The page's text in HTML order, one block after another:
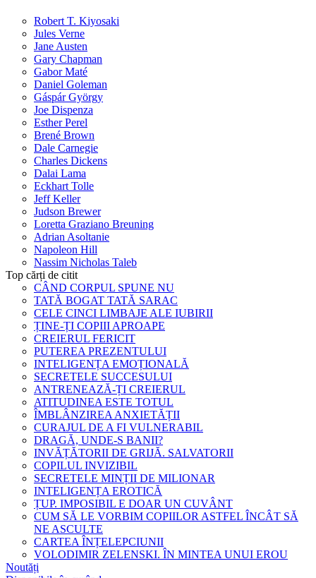
Robert T. Kiyosaki
Jules Verne
Jane Austen
Gary Chapman
Gabor Maté
Daniel Goleman
Gáspár György
Joe Dispenza
Esther Perel
Brené Brown
Dale Carnegie
Charles Dickens
Dalai Lama
Eckhart Tolle
Jeff Keller
Judson Brewer
Loretta Graziano Breuning
Adrian Asoltanie
Napoleon Hill
Nassim Nicholas Taleb
Top cărți de citit
CÂND CORPUL SPUNE NU
TATĂ BOGAT TATĂ SARAC
CELE CINCI LIMBAJE ALE IUBIRII
ȚINE-ȚI COPIII APROAPE
CREIERUL FERICIT
PUTEREA PREZENTULUI
INTELIGENȚA EMOȚIONALĂ
SECRETELE SUCCESULUI
ANTRENEAZĂ-ȚI CREIERUL
ATITUDINEA ESTE TOTUL
ÎMBLÂNZIREA ANXIETĂȚII
CURAJUL DE A FI VULNERABIL
DRAGĂ, UNDE-S BANII?
INVĂȚĂTORII DE GRIJĂ. SALVATORII
COPILUL INVIZIBIL
SECRETELE MINȚII DE MILIONAR
INTELIGENȚA EROTICĂ
ȚUP. IMPOSIBIL E DOAR UN CUVÂNT
CUM SĂ LE VORBIM COPIILOR ASTFEL ÎNCÂT SĂ
NE ASCULTE
CARTEA ÎNȚELEPCIUNII
VOLODIMIR ZELENSKI. ÎN MINTEA UNUI EROU
Noutăți